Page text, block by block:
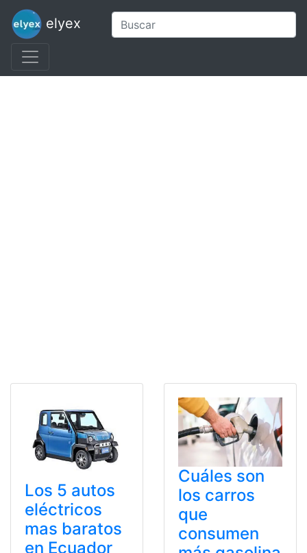
elyex
Los 5 autos
eléctricos
mas baratos
en Ecuador
Cuáles son
los carros
que
consumen